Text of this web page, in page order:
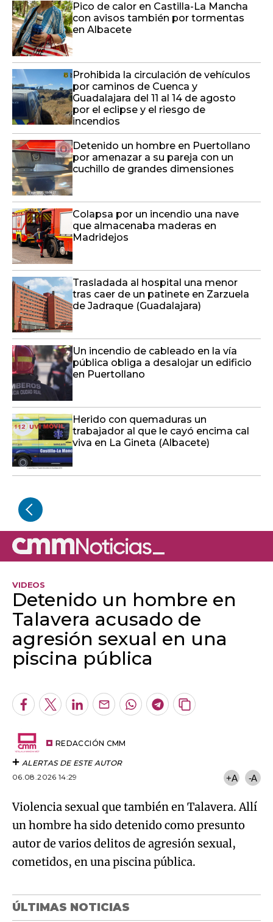
Pico de calor en Castilla-La Mancha
con avisos también por tormentas
en Albacete
Prohibida la circulación de vehículos
por caminos de Cuenca y
Guadalajara del 11 al 14 de agosto
por el eclipse y el riesgo de
incendios
Detenido un hombre en Puertollano
por amenazar a su pareja con un
cuchillo de grandes dimensiones
Colapsa por un incendio una nave
que almacenaba maderas en
Madridejos
Trasladada al hospital una menor
tras caer de un patinete en Zarzuela
de Jadraque (Guadalajara)
Un incendio de cableado en la vía
pública obliga a desalojar un edificio
en Puertollano
Herido con quemaduras un
trabajador al que le cayó encima cal
viva en La Gineta (Albacete)
VIDEOS
Detenido un hombre en
Talavera acusado de
agresión sexual en una
piscina pública
Algo salió mal.
An error occurred, please try again later.
Facebook
TwitterLinkedInEnviarWhatsapp
Telegram
Copiar
REDACCIÓN CMM
ALERTAS DE ESTE AUTOR
06.08.2026 14:29
+A -A
Violencia sexual que también en Talavera. Allí
un hombre ha sido detenido como presunto
autor de varios delitos de agresión sexual,
cometidos, en una piscina pública.
ÚLTIMAS NOTICIAS